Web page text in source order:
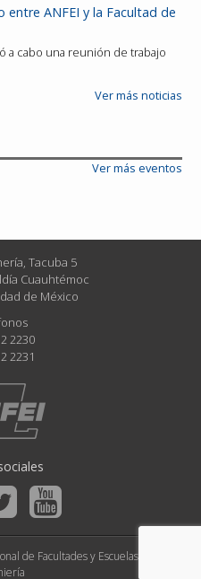
ANFEI y la Facultad de
a cabo una reunión de trabajo
Ver más noticias
Ver más eventos
Tacuba 5
Cuauhtémoc
de México
2230
2231
de Facultades y Escuelas de